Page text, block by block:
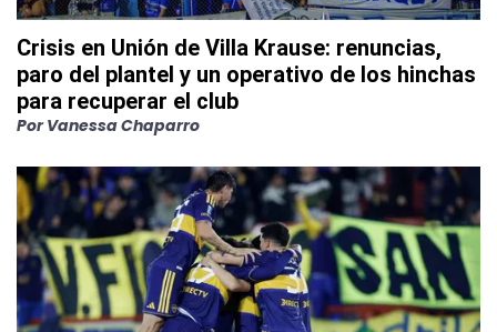
Crisis en Unión de Villa Krause: renuncias,
paro del plantel y un operativo de los hinchas
para recuperar el club
Por Vanessa Chaparro